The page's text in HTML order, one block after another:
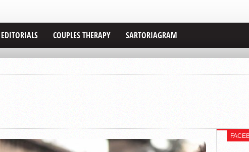
EDITORIALS COUPLES THERAPY SARTORIAGRAM